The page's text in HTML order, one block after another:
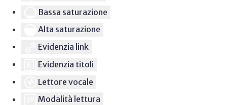
Bassa saturazione
Alta saturazione
Evidenzia link
Evidenzia titoli
Lettore vocale
Modalità lettura